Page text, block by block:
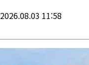
2026.08.03 11:58